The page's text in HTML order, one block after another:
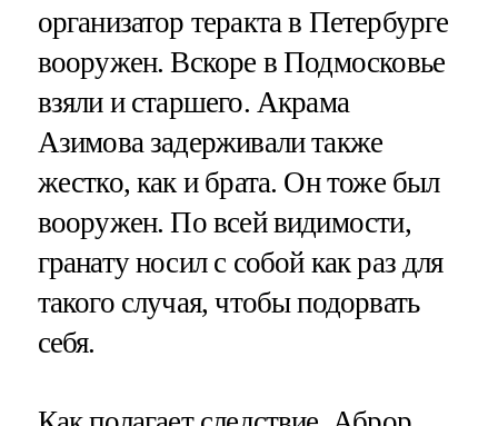
организатор теракта в Петербурге
вооружен. Вскоре в Подмосковье
взяли и старшего. Акрама
Азимова задерживали также
жестко, как и брата. Он тоже был
вооружен. По всей видимости,
гранату носил с собой как раз для
такого случая, чтобы подорвать
себя.